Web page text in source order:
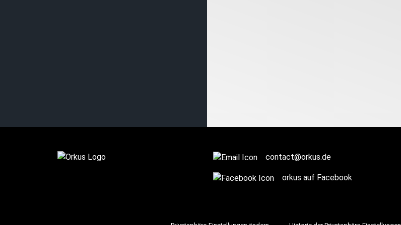
contact@orkus.de
orkus auf Facebook